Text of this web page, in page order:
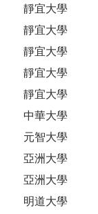
靜宜大學
靜宜大學
靜宜大學
靜宜大學
靜宜大學
中華大學
元智大學
亞洲大學
亞洲大學
明道大學